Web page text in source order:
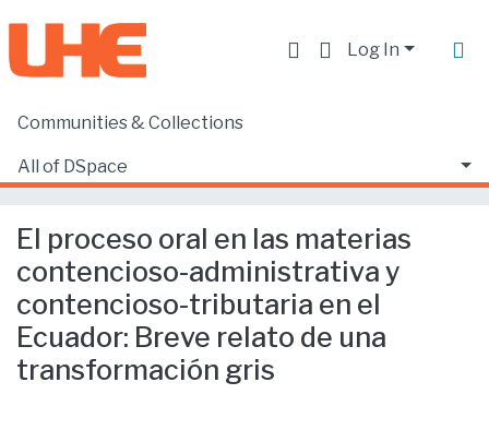
Log In
Communities & Collections
All of DSpace
Home
El proceso oral en las materias contencioso-administrativa y contencioso-tributaria en el Ecuador: Breve relato de una transformación gris
El proceso oral en las materias
contencioso-administrativa y
contencioso-tributaria en el
Ecuador: Breve relato de una
transformación gris